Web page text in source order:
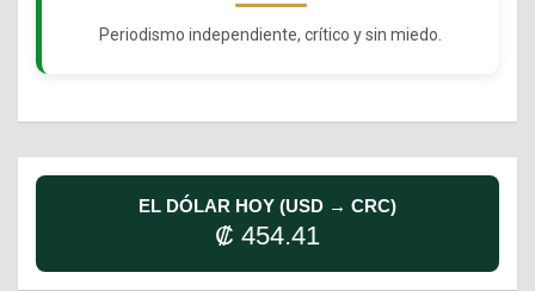
Periodismo independiente, crítico y sin miedo.
EL DÓLAR HOY (USD → CRC)
₡ 454.41